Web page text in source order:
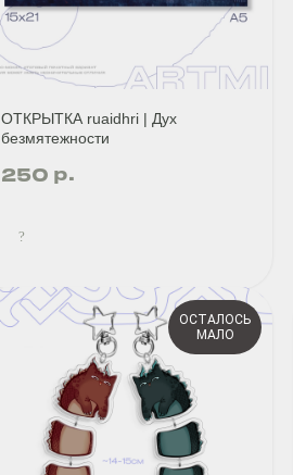
ОТКРЫТКА ruaidhri | Дух
безмятежности
250 р.
?
ОСТАЛОСЬ
МАЛО